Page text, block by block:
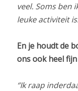
veel. Soms ben
leuke activiteit
En je houdt de
ons ook heel fijn
‘’Ik raap